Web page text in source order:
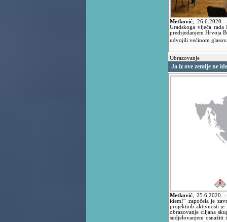
Metković ,26.6.2020.
Gradskoga vijeća
predsjedanjem Hrvoja
udvojili većinom
Obrazovanje
Ja iz ove zemlje ne
Metković 25.6.2020.
idem!“ započela je
projektnih aktivnosti je
obrazovanje ciljana
sudjelovanjem osnažiti